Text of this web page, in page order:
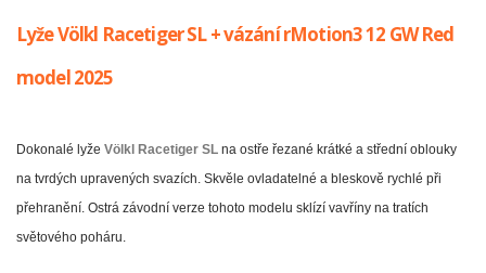
Lyže Völkl Racetiger SL + vázání rMotion3 12 GW Red
model 2025
Dokonalé lyže Völkl Racetiger SL na ostře řezané krátké a střední oblouky
na tvrdých upravených svazích. Skvěle ovladatelné a bleskově rychlé při
přehranění. Ostrá závodní verze tohoto modelu sklízí vavříny na tratích
světového poháru.